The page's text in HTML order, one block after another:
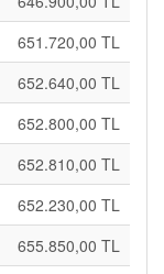
651.720,00 TL
652.640,00 TL
652.800,00 TL
652.810,00 TL
652.230,00 TL
655.850,00 TL